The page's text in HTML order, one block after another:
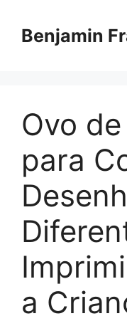
contentBenjamin
Ovo
para
a